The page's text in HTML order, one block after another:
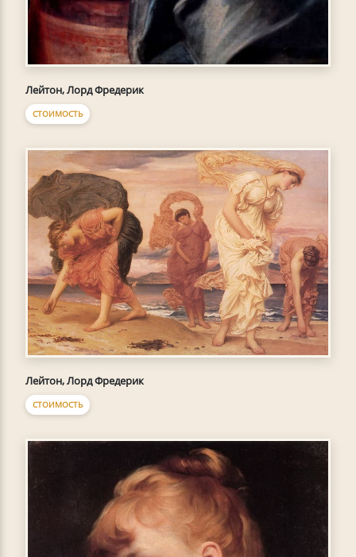
Лейтон, Лорд Фредерик
СТОИМОСТЬ
Лейтон, Лорд Фредерик
СТОИМОСТЬ